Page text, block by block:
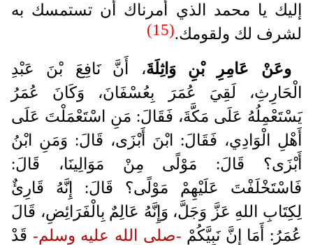
إليك يا محمد الذي أمرناك أن تستمسك به
لشرف لك ولقومك.(15)
وعَنْ عَامِرِ بْنِ وَاثِلَةَ، أَنَّ نَافِعَ بْنَ عَبْدِ
الْحَارِثِ، لَقِيَ عُمَرَ بِعُسْفَانَ، وَكَانَ عُمَرُ
يَسْتَعْمِلُهُ عَلَى مَكَّةَ، فَقَالَ: مَنِ اسْتَعْمَلْتَ عَلَى
أَهْلِ الْوَادِي، فَقَالَ: ابْنَ أَبْزَى، قَالَ: وَمَنِ ابْنُ
أَبْزَى؟ قَالَ: مَوْلًى مِنْ مَوَالِينَا، قَالَ:
فَاسْتَخْلَفْتَ عَلَيْهِمْ مَوْلًى؟ قَالَ: إِنَّهُ قَارِئٌ
لِكِتَابِ اللهِ عَزَّ وَجَلَّ، وَإِنَّهُ عَالِمٌ بِالْفَرَائِضِ، قَالَ
عُمَرُ: أَمَا إِنَّ نَبِيَّكُمْ -صلى الله عليه وسلم- قَدْ